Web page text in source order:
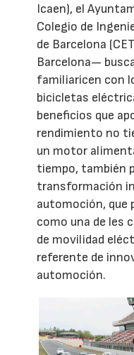
Icaen), el
Colegio de
de Barcelona
Barcelona—
familiaricen con
bicicletas
beneficios que
rendimiento no
un motor
tiempo, también
transformación
automoción, que
como una de les
de movilidad
referente de
automoción.